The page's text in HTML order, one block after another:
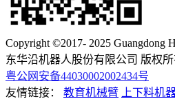
Copyright ©2017- 2025 Guangdong
东华沿机器人股份有限公司 版权
粤公网安备44030002002434号
友情链接：
教育机械臂 上下料机